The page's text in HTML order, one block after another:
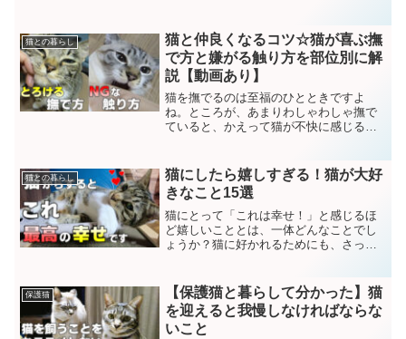
おさまるような狭い場所に入るのが好き
ですよね。しかし、1日中...
猫との暮らし
猫と仲良くなるコツ☆猫が喜ぶ撫
で方と嫌がる触り方を部位別に解
説【動画あり】
猫を撫でるのは至福のひとときですよ
ね。ところが、あまりわしゃわしゃ撫で
ていると、かえって猫が不快に感じるこ
猫を撫でることの効果についてご紹介し
ます。猫を撫でるときに気を...
猫との暮らし
猫にしたら嬉しすぎる！猫が大好
きなこと15選
猫にとって「これは幸せ！」と感じるほ
ど嬉しいこととは、一体どんなことでし
ょうか？猫に好かれるためにも、さっそ
子」と言われるほど、いつも眠っている
ように見える猫。1日に平...
保護猫
【保護猫と暮らして分かった】猫
を迎えると我慢しなければならな
いこと